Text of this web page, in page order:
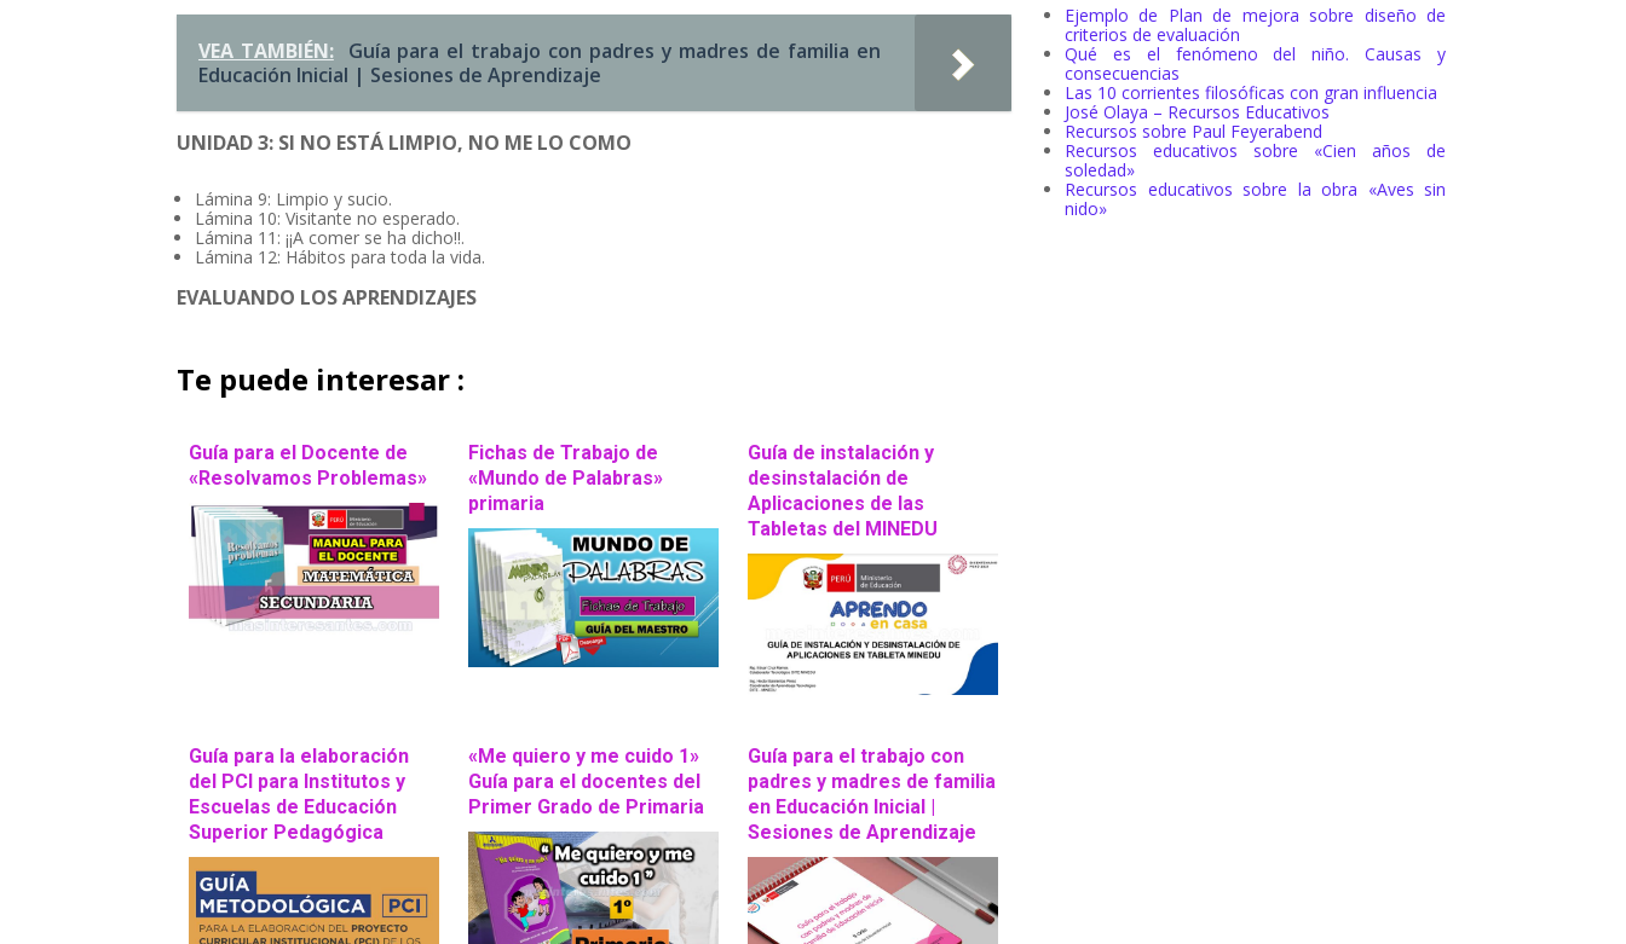
VEA TAMBIÉN: Guía para el trabajo con padres y madres de familia en
Educación Inicial | Sesiones de Aprendizaje
UNIDAD 3: SI NO ESTÁ LIMPIO, NO ME LO COMO
Lámina 9: Limpio y sucio.
Lámina 10: Visitante no esperado.
Lámina 11: ¡¡A comer se ha dicho!!.
Lámina 12: Hábitos para toda la vida.
EVALUANDO LOS APRENDIZAJES
Te puede interesar :
Guía para el Docente de
«Resolvamos Problemas»
Fichas de Trabajo de
«Mundo de Palabras»
primaria
Guía de instalación y
desinstalación de
Aplicaciones de las
Tabletas del MINEDU
Guía para la elaboración
del PCI para Institutos y
Escuelas de Educación
Superior Pedagógica
«Me quiero y me cuido 1»
Guía para el docentes del
Primer Grado de Primaria
Guía para el trabajo con
padres y madres de familia
en Educación Inicial |
Sesiones de Aprendizaje
Ejemplo de Plan de mejora sobre diseño de
criterios de evaluación
Qué es el fenómeno del niño. Causas y
consecuencias
Las 10 corrientes filosóficas con gran influencia
José Olaya – Recursos Educativos
Recursos sobre Paul Feyerabend
Recursos educativos sobre «Cien años de
soledad»
Recursos educativos sobre la obra «Aves sin
nido»